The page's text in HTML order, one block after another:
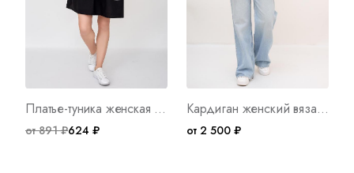
Платье-туника женская Микки Маус А Арт. 8375
от 891 ₽624 ₽
Кардиган женский вязаный Букле Б Арт. 10135
от 2 500 ₽